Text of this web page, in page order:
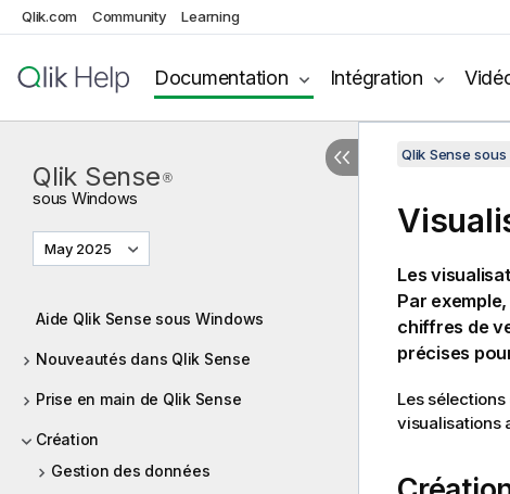
Qlik.com Community Learning
Documentation Intégration
Qlik Sense ®
sous Windows
May 2025
Aide Qlik Sense sous Windows
Nouveautés dans Qlik Sense
Prise en main de Qlik Sense
Création
Gestion des données
Qlik Sense
Les
Par
chiffres de
précises
Les
visualisations